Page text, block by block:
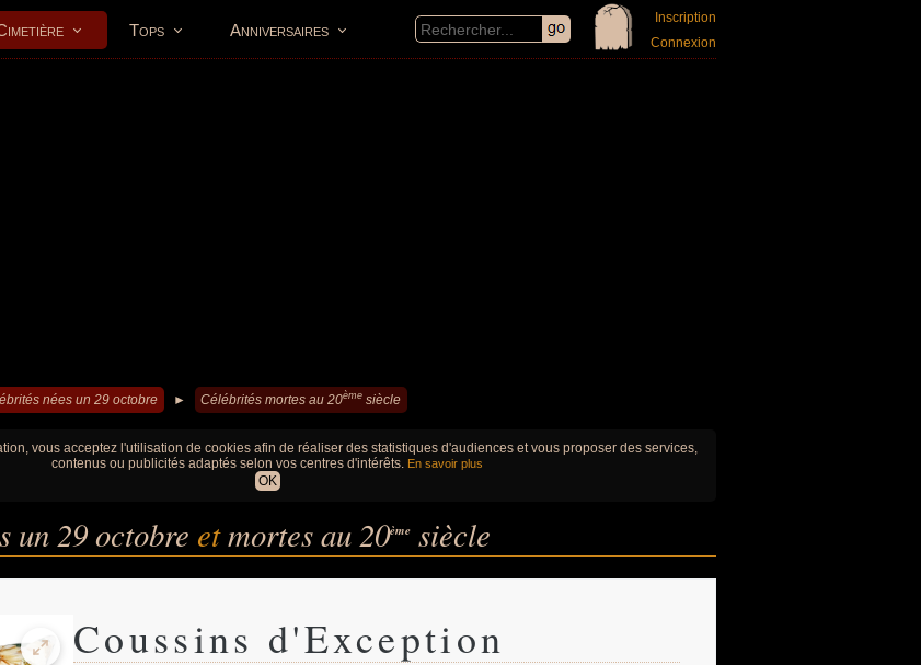
Tops Anniversaires
Inscription
Connexion
nées un 29 octobre ► Célébrités mortes au 20ème siècle
vous acceptez l'utilisation de cookies afin de réaliser des statistiques d'audiences et vous proposer des services,
contenus ou publicités adaptés selon vos centres d'intérêts. En savoir plus
OK
un 29 octobre etmortes au 20ème siècle
Coussins d'Exception